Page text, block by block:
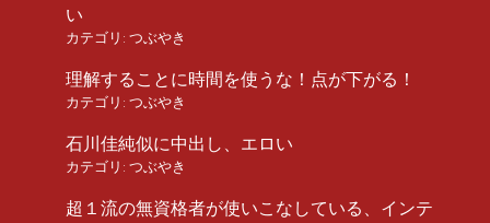
い
カテゴリ: つぶやき
理解することに時間を使うな！点が下がる！
カテゴリ: つぶやき
石川佳純似に中出し、エロい
カテゴリ: つぶやき
超１流の無資格者が使いこなしている、インテ